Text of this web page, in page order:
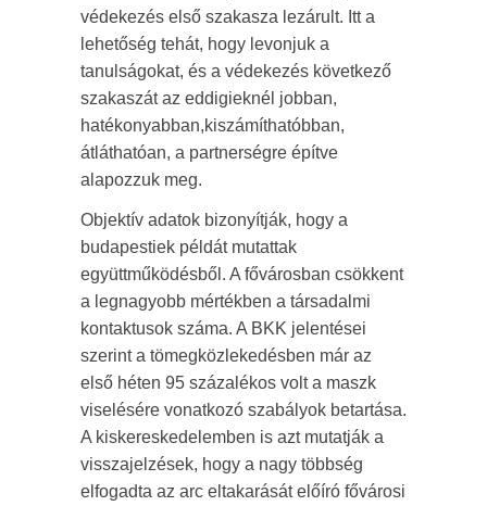
védekezés első szakasza lezárult. Itt a
lehetőség tehát, hogy levonjuk a
tanulságokat, és a védekezés következő
szakaszát az eddigieknél jobban,
hatékonyabban,kiszámíthatóbban,
átláthatóan, a partnerségre építve
alapozzuk meg.
Objektív adatok bizonyítják, hogy a
budapestiek példát mutattak
együttműködésből. A fővárosban csökkent
a legnagyobb mértékben a társadalmi
kontaktusok száma. A BKK jelentései
szerint a tömegközlekedésben már az
első héten 95 százalékos volt a maszk
viselésére vonatkozó szabályok betartása.
A kiskereskedelemben is azt mutatják a
visszajelzések, hogy a nagy többség
elfogadta az arc eltakarását előíró fővárosi